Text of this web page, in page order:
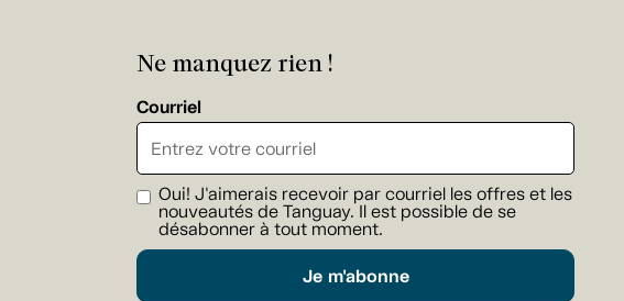
Ne manquez rien !
Courriel
Oui! J'aimerais recevoir par courriel les offres et les
nouveautés de Tanguay. Il est possible de se
désabonner à tout moment.
Je m'abonne